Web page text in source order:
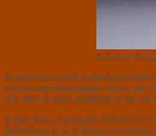
Eydís Rose
Komponisten Gerth Lyberth giver
Sarah Aviaja Hammekens drama, der
helt uden at drage paralleller til den
Aviaja Dance Companys WHITEOUT
København d. 4.-8. februar, for